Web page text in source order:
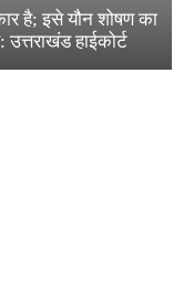
है; इसे यौन शोषण का
हाईकोर्ट